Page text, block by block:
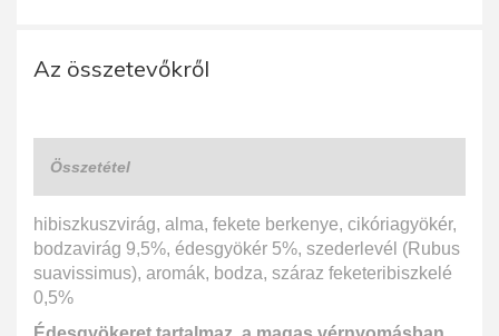
Az összetevőkről
Összetétel
hibiszkuszvirág, alma, fekete berkenye, cikóriagyökér,
bodzavirág 9,5%, édesgyökér 5%, szederlevél (Rubus
suavissimus), aromák, bodza, száraz feketeribiszkelé
0,5%